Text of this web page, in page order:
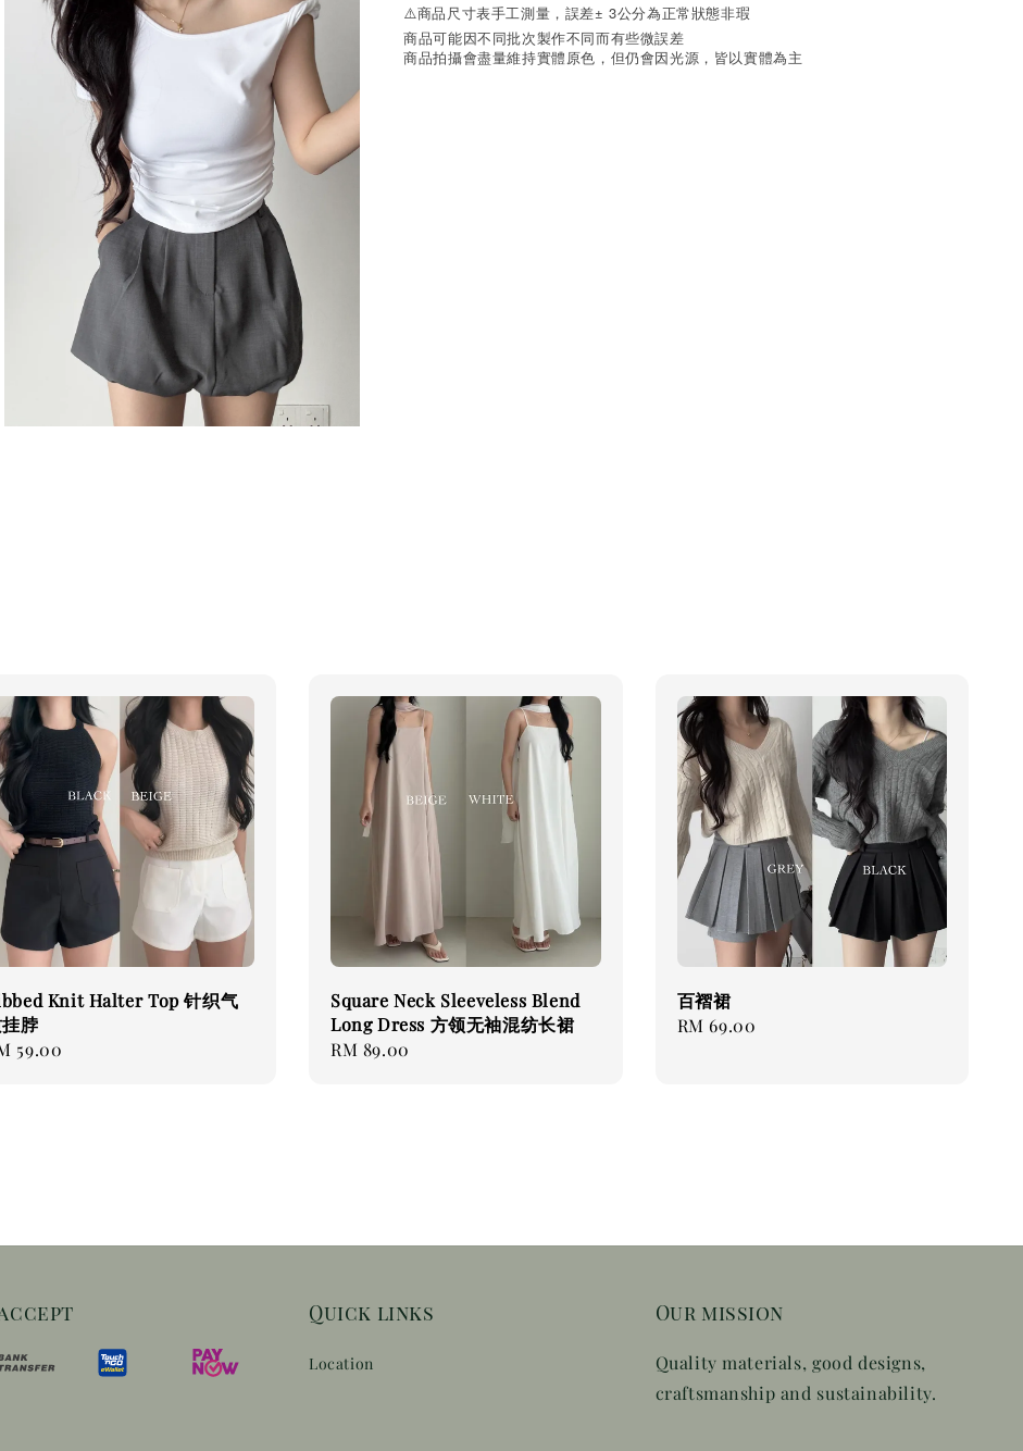
⚠️商品尺寸表手工測量，誤差± 3公分為正常狀態非瑕
商品可能因不同批次製作不同而有些微誤差
商品拍攝會盡量維持實體原色，但仍會因光源，皆以實體為主
Knit Halter Top 针织气
挂脖
59.00
Square Neck Sleeveless Blend
Long Dress 方领无袖混纺长裙
Regular
RM 89.00
百褶裙
Regular
RM 69.00
Quick links
Location
Our mission
Quality materials, good designs,
craftsmanship and sustainability.